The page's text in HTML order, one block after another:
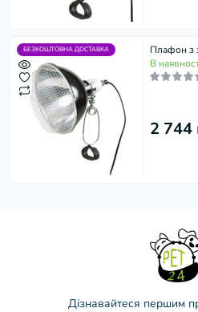
БЕЗКОШТОВНА ДОСТАВКА
Плафон з
В
2 744
Дізнавайтеся першим